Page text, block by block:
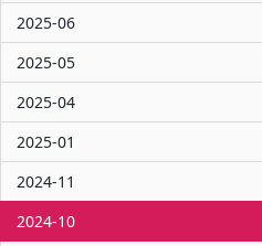
2025-06
2025-05
2025-04
2025-01
2024-11
2024-10